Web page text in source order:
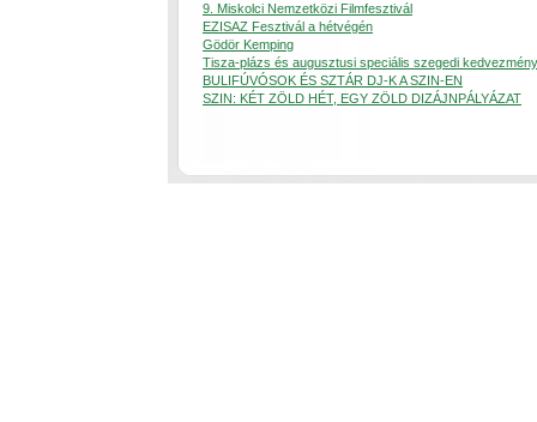
9. Miskolci Nemzetközi Filmfesztivál
EZISAZ Fesztivál a hétvégén
Gödör Kemping
Tisza-plázs és augusztusi speciális szegedi kedvezmény
BULIFÚVÓSOK ÉS SZTÁR DJ-K A SZIN-EN
SZIN: KÉT ZÖLD HÉT, EGY ZÖLD DIZÁJNPÁLYÁZAT